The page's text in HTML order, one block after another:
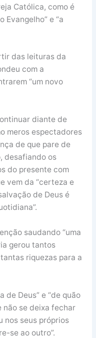
Católica, como é
Evangelho” e “a
das leituras da
com a
“um novo
diante de
meros espectadores
de que pare de
desafiando os
do presente com
vem da “certeza e
de Deus é
saudando “uma
gerou tantos
riquezas para a
de Deus” e “de quão
não se deixa fechar
nos seus próprios
se ao outro”.